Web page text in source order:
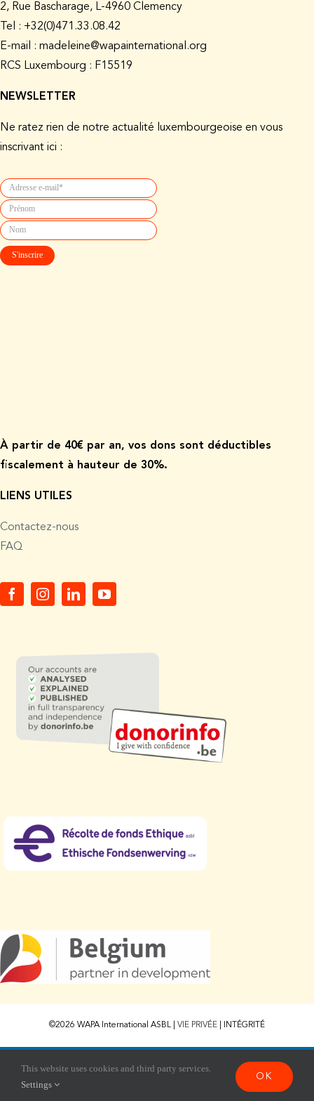
2, Rue Bascharage, L-4960 Clemency
Tel : +32(0)471.33.08.42
E-mail : madeleine@wapainternational.org
RCS Luxembourg : F15519
NEWSLETTER
Ne ratez rien de notre actualité luxembourgeoise en vous
inscrivant ici :
À partir de 40€ par an, vos dons sont déductibles
fiscalement à hauteur de 30%.
LIENS UTILES
Contactez-nous
FAQ
©2026 WAPA International ASBL | VIE PRIVÉE INTÉGRITÉ
This website uses cookies and third party services.
Settings
OK
Ce site est enregistré surwpml.org comme site de développement. Passez à une
remove this banner